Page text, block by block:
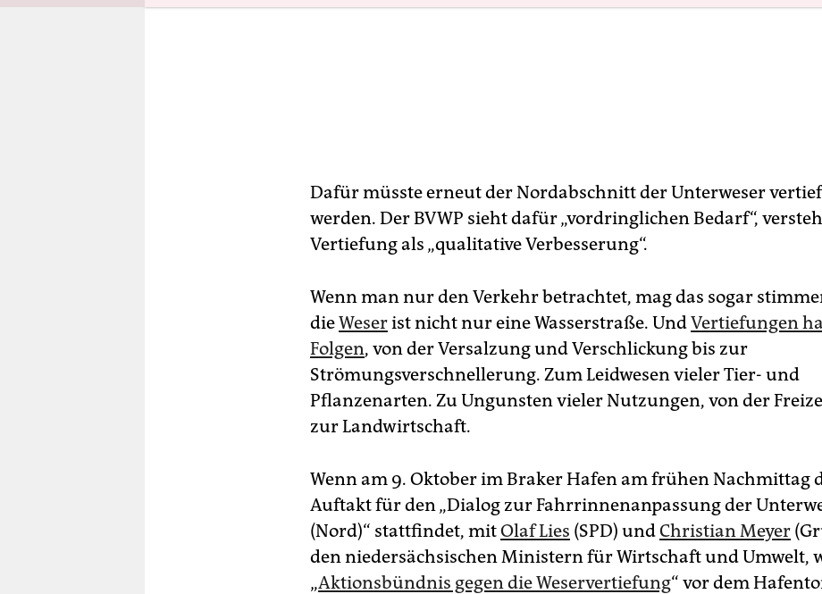
Dafür müsste erneut der Nordabschnitt der Unterweser
werden. Der BVWP sieht dafür „vordringlichen Bedarf“,
Vertiefung als „qualitative Verbesserung“.
Wenn man nur den Verkehr betrachtet, mag das sogar
dieWeserist nicht nur eine Wasserstraße. UndVertiefungen
Folgen, von der Versalzung und Verschlickung bis zur
Strömungsverschnellerung. Zum Leidwesen vieler Tier- und
Pflanzenarten. Zu Ungunsten vieler Nutzungen, von der
zur Landwirtschaft.
Wenn am 9. Oktober im Braker Hafen am frühen Nachmittag
Auftakt für den „Dialog zur Fahrrinnenanpassung der
(Nord)“ stattfindet, mitOlaf Lies (SPD) undChristian Meyer
den niedersächsischen Ministern für Wirtschaft und Umwelt,
„Aktionsbündnis gegen die Weservertiefung“ vor dem